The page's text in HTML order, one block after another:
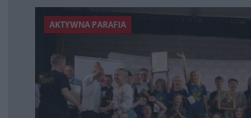
AKTYWNA PARAFIA